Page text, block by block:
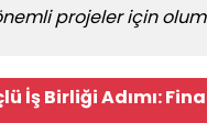
projeler için
İş Birliği Adımı: